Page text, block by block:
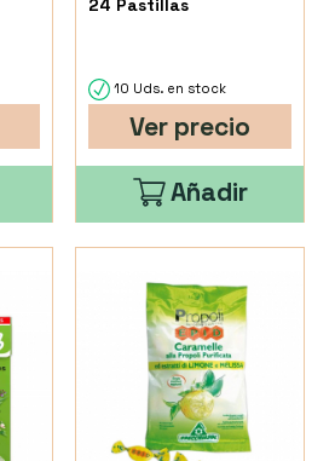
24 Pastillas
10 Uds. en stock
Ver precio
Añadir